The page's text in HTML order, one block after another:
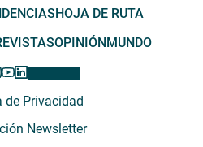
HOJA DE RUTA
OPINIÓNMUNDO
de Privacidad
Newsletter